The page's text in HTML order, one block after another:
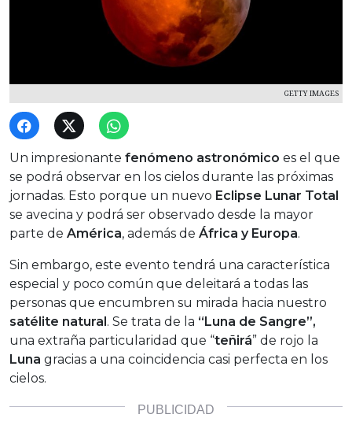
GETTY IMAGES
Un impresionante fenómeno astronómico es el que
se podrá observar en los cielos durante las próximas
jornadas. Esto porque un nuevo Eclipse Lunar Total
se avecina y podrá ser observado desde la mayor
parte de América, además de África y Europa.
Sin embargo, este evento tendrá una característica
especial y poco común que deleitará a todas las
personas que encumbren su mirada hacia nuestro
satélite natural . Se trata de la “Luna de Sangre”,
una extraña particularidad que “teñirá” de rojo la
Luna gracias a una coincidencia casi perfecta en los
cielos.